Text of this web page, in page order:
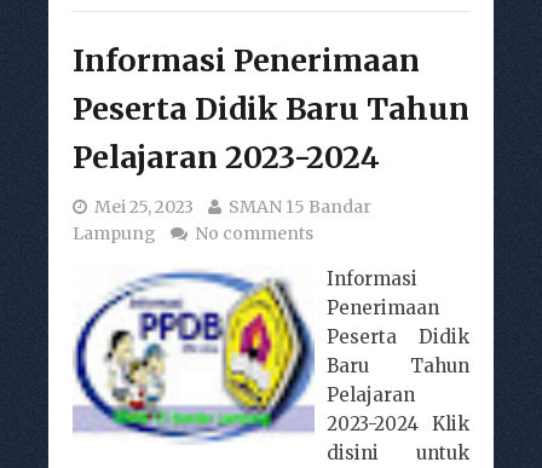
Informasi Penerimaan
Peserta Didik Baru Tahun
Pelajaran 2023-2024
Mei 25, 2023
SMAN 15 Bandar
Lampung
No comments
Informasi
Penerimaan
Peserta Didik
Baru Tahun
Pelajaran
2023-2024 Klik
disini untuk